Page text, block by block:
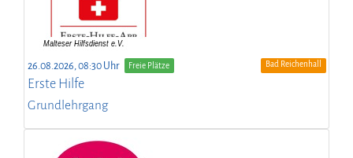
26.08.2026, 08:30 Uhr Freie Plätze Bad Reichenhall
Erste Hilfe
Grundlehrgang